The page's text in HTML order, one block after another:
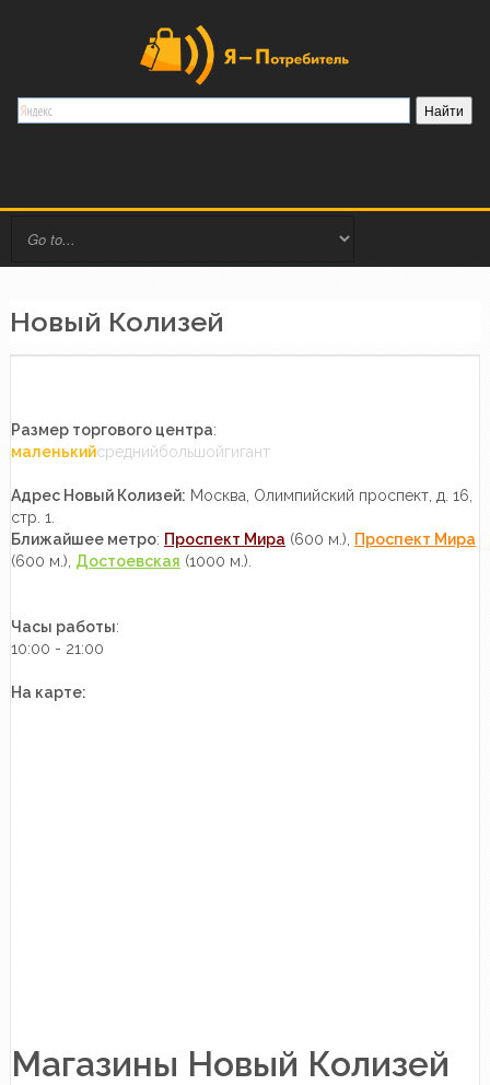
Новый Колизей
Размер торгового центра:
маленькийсреднийбольшойгигант
Адрес Новый Колизей: Москва, Олимпийский проспект, д. 16,
стр. 1.
Ближайшее метро: Проспект Мира (600 м.),
Проспект Мира
(600 м.), Достоевская (1000 м.).
Часы работы:
10:00 - 21:00
На карте:
Магазины Новый Колизей